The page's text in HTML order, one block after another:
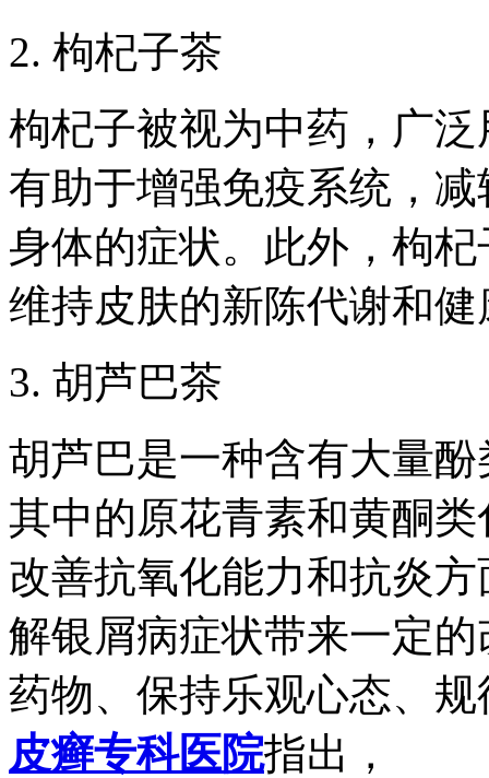
2. 枸杞子茶
枸杞子被视为中药，广
有助于增强免疫系统，
身体的症状。此外，枸
维持皮肤的新陈代谢和
3. 胡芦巴茶
胡芦巴是一种含有大量
其中的原花青素和黄酮
改善抗氧化能力和抗炎
解银屑病症状带来一定
药物、保持乐观心态、
皮癣专科医院指出，